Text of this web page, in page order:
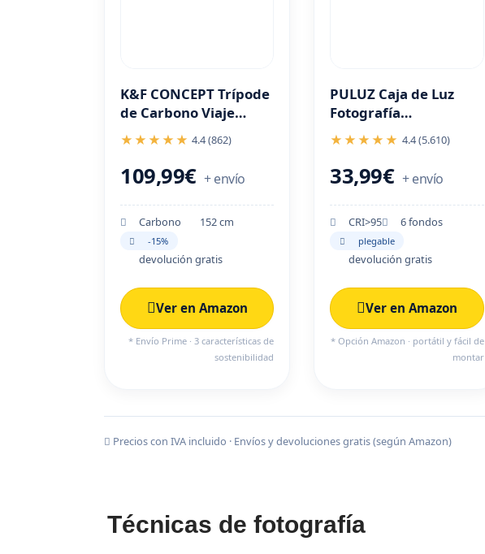
K&F CONCEPT Trípode
de Carbono Viaje
Ligero con Monopié y
Rótula de Bola
★★★★★ 4.4 (862)
109,99€ + envío
Carbono 152 cm
-15%
devolución gratis
Ver en Amazon
* Envío Prime · 3 características de
sostenibilidad
PULUZ Caja de Luz
Fotografía
25x25x25cm con 104
LEDs y 6 fondos de
color
★★★★★ 4.4 (5.610)
33,99€ + envío
CRI>95 6 fondos
plegable
devolución gratis
Ver en Amazon
* Opción Amazon · portátil y fácil de
montar
Precios con IVA incluido · Envíos y devoluciones gratis (según Amazon)
Técnicas de fotografía